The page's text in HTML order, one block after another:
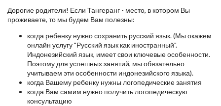
Дорогие родители! Если Тангеранг - место, в котором Вы
проживаете, то мы будем Вам полезны:
когда ребенку нужно сохранить русский язык. (Мы окажем
онлайн услугу "Русский язык как иностранный".
Индонезийский язык, имеет свои ключевые особенности.
Поэтому для успешных занятий, мы обязательно
учитываем эти особенности индонезийского языка).
когда Вашему ребенку нужны логопедические занятия
когда Вам самим нужно получить логопедическую
консультацию